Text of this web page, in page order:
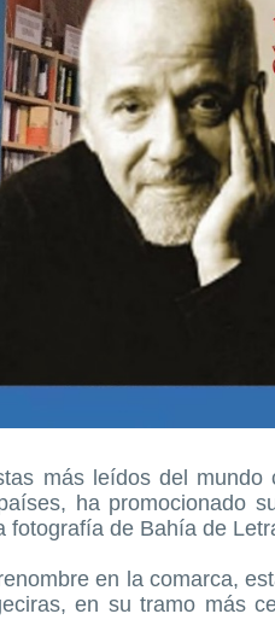
más leídos del mundo
ha promocionado
fotografía de Bahía de
en la comarca,
en su tramo más